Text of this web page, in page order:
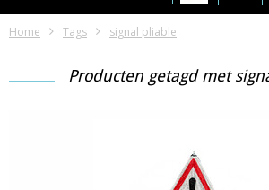
Home Tags signal pliable
Producten getagd met